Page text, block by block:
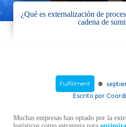
¿Qué es externalización de
cadena de
Fulfillment ·
Escrito por
Muchas empresas han optado por la